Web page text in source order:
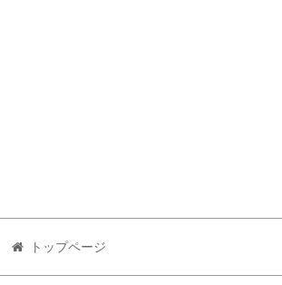
トップページ